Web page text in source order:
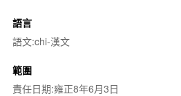
語言
語文:chi-漢文
範圍
責任日期:雍正8年6月3日